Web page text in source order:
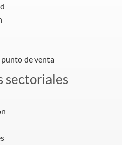
punto de venta
sectoriales